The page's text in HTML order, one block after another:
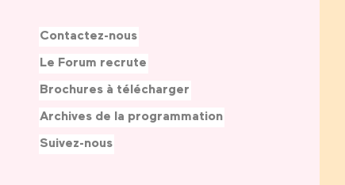
Contactez-nous
Le Forum recrute
Brochures à télécharger
Archives de la programmation
Suivez-nous